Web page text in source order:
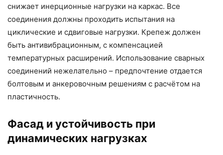
снижает инерционные нагрузки на каркас. Все
соединения должны проходить испытания на
циклические и сдвиговые нагрузки. Крепеж должен
быть антивибрационным, с компенсацией
температурных расширений. Использование сварных
соединений нежелательно – предпочтение отдается
болтовым и анкеровочным решениям с расчётом на
пластичность.
Фасад и устойчивость при
динамических нагрузках